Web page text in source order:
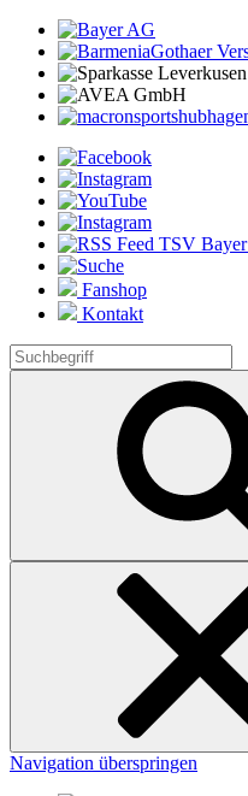
Fanshop
Kontakt
Navigation überspringen